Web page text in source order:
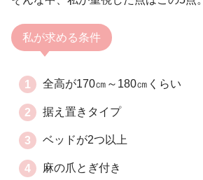
私が求める条件
全高が170㎝～180㎝くらい
据え置きタイプ
ベッドが2つ以上
麻の爪とぎ付き